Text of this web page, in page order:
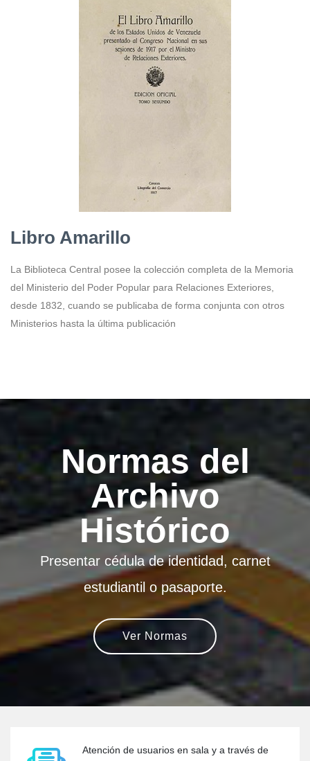
Libro Amarillo
La Biblioteca Central posee la colección completa de la Memoria
del Ministerio del Poder Popular para Relaciones Exteriores,
desde 1832, cuando se publicaba de forma conjunta con otros
Ministerios hasta la última publicación
Normas del
Archivo
Histórico
Presentar cédula de identidad, carnet
estudiantil o pasaporte.
Ver Normas
Atención de usuarios en sala y a través de